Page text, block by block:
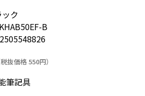
ク
B
税抜価格 550円）
記具